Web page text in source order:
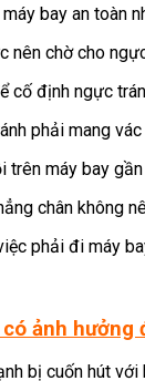
bay an toàn
nên chờ cho
cố định ngực
phải mang
trên máy bay
chân không
phải đi máy
ảnh hưởng
bị cuốn hút